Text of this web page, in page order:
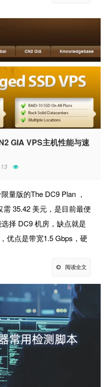
GIA VPS主机性能与速
13
量版的The DC9 Plan ，
35.42 美元，是目前最便
择 DC9 机房，缺点就是
优点是带宽1.5 Gbps，硬
阅读全文